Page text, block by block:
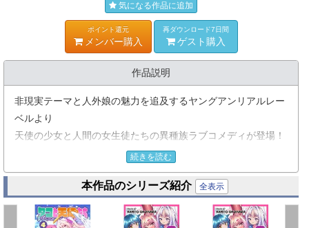
気になる作品に追加
ポイント還元
メンバー購入
再ダウンロード7日間
ゲスト購入
作品説明
非現実テーマと人外娘の魅力を追及するヤングアンリアルレー
ベルより
天使の少女と人間の女生徒たちの異種族ラブコメディが登場！
天界から使い魔ドゥームとともに人間の世界にやってきた天使
の少女アルマ。
しかしドゥームはなぜか百合漫画から吸収した知識で四六時中
アルマに触手で
続きを読む
本作品のシリーズ紹介 全表示